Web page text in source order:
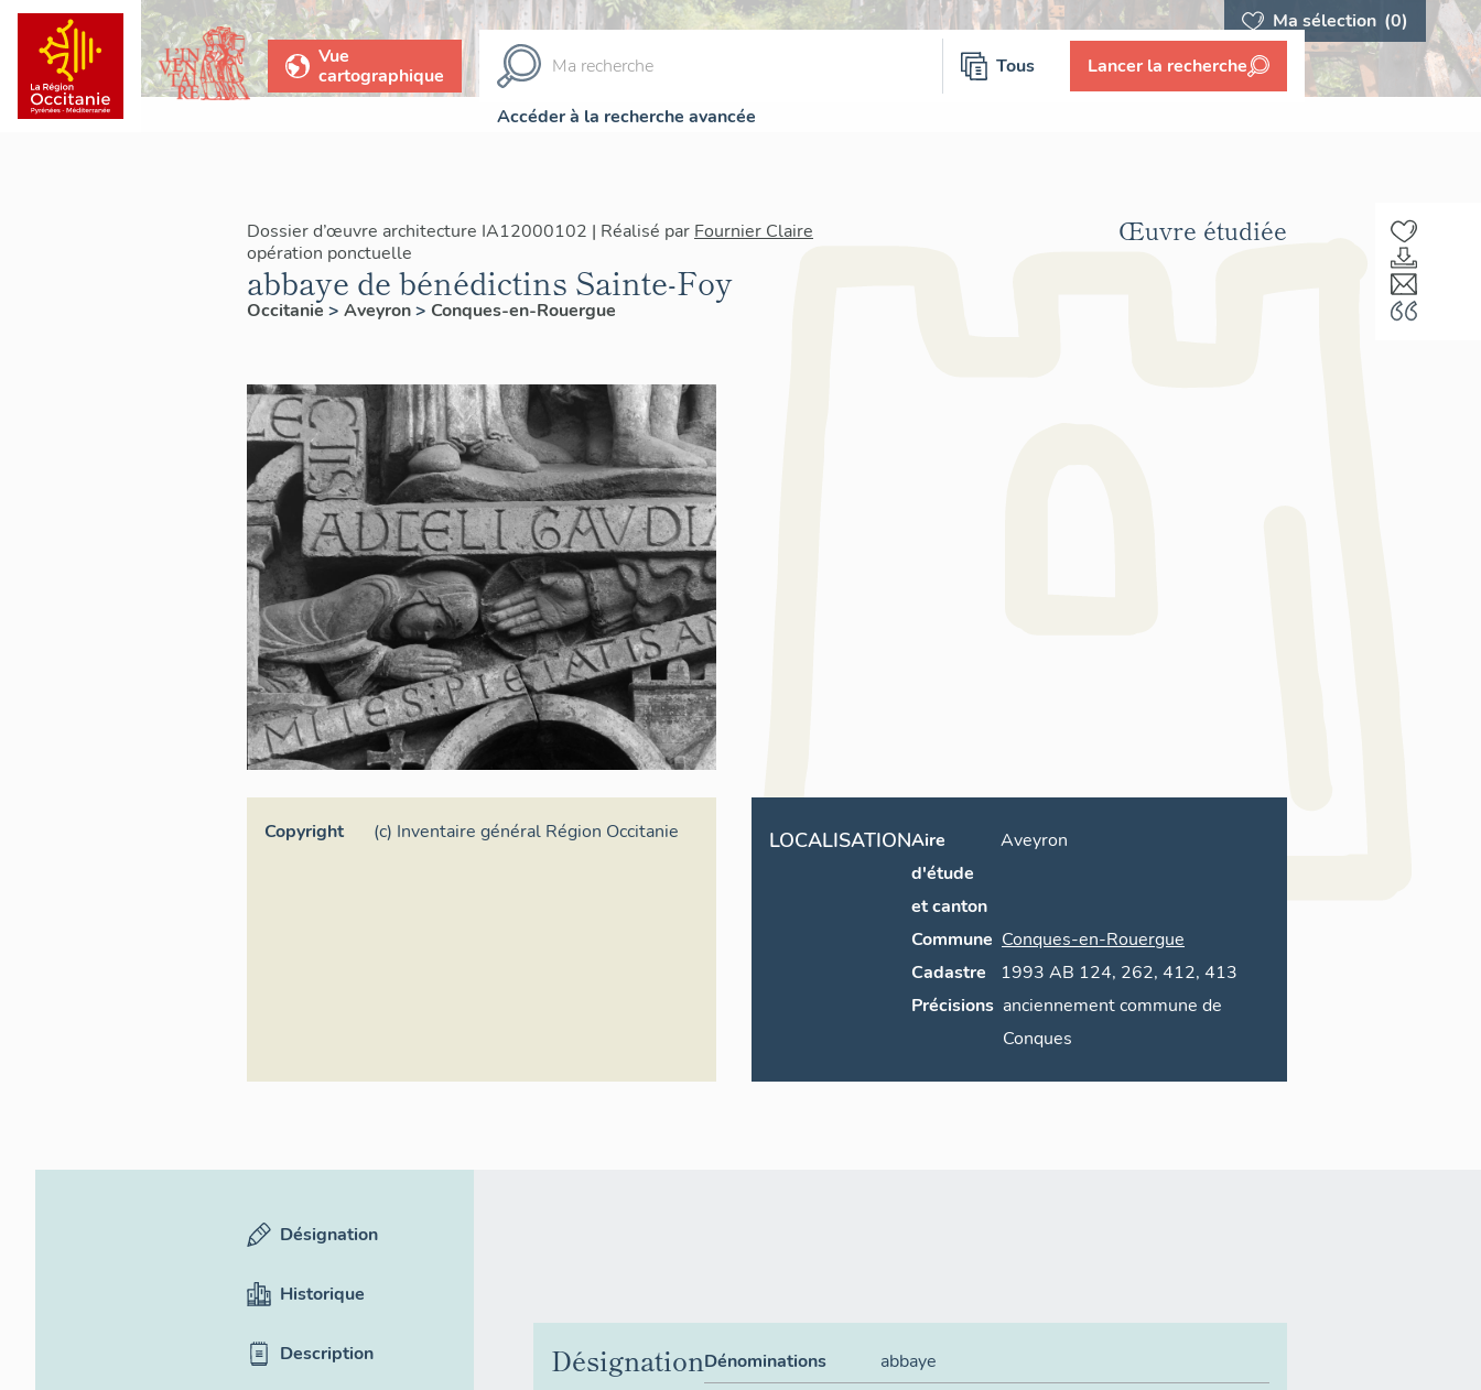
Ma sélection (0)
Vue
cartographique
Tous Lancer la recherche
Accéder à la recherche avancée
Dossier d’œuvre architecture IA12000102 | Réalisé par Fournier Claire
opération ponctuelle
abbaye de bénédictins Sainte-Foy
Occitanie > Aveyron> Conques-en-Rouergue
Œuvre étudiée
Copyright (c) Inventaire général Région Occitanie LOCALISATIONAire
d'étude
et canton
Aveyron
Commune Conques-en-Rouergue
Cadastre
1993 AB 124, 262, 412, 413
Précisions anciennement commune de
Conques
Désignation
Historique
Description DésignationDénominations
abbaye